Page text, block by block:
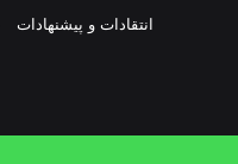
انتقادات و پیشنهادات